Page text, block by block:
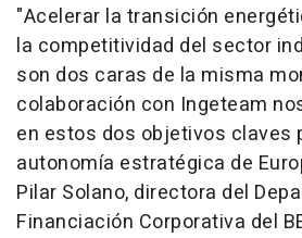
"Acelerar la transición
la competitividad del sector
son dos caras de la misma
colaboración con Ingeteam
en estos dos objetivos claves
autonomía estratégica de
Pilar Solano, directora del
Financiación Corporativa del